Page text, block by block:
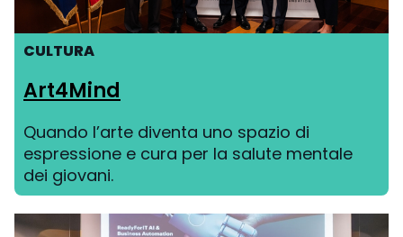
CULTURA
Art4Mind
Quando l’arte diventa uno spazio di
espressione e cura per la salute mentale
dei giovani.